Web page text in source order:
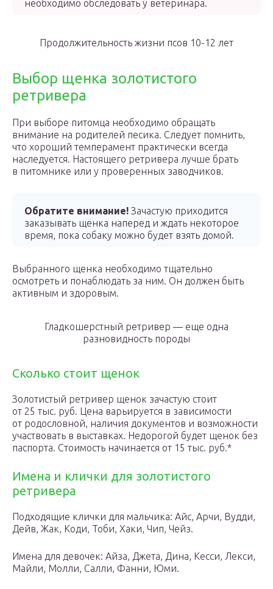
необходимо обследовать у ветеринара.
Продолжительность жизни псов 10-12 лет
Выбор щенка золотистого
ретривера
При выборе питомца необходимо обращать
внимание на родителей песика. Следует помнить,
что хороший темперамент практически всегда
наследуется. Настоящего ретривера лучше брать
в питомнике или у проверенных заводчиков.
Обратите внимание! Зачастую приходится
заказывать щенка наперед и ждать некоторое
время, пока собаку можно будет взять домой.
Выбранного щенка необходимо тщательно
осмотреть и понаблюдать за ним. Он должен быть
активным и здоровым.
Гладкошерстный ретривер — еще одна
разновидность породы
Сколько стоит щенок
Золотистый ретривер щенок зачастую стоит
от 25 тыс. руб. Цена варьируется в зависимости
от родословной, наличия документов и возможности
участвовать в выставках. Недорогой будет щенок без
паспорта. Стоимость начинается от 15 тыс. руб.*
Имена и клички для золотистого
ретривера
Подходящие клички для мальчика: Айс, Арчи, Вудди,
Дейв, Жак, Коди, Тоби, Хаки, Чип, Чейз.
Имена для девочек: Айза, Джета, Дина, Кесси, Лекси,
Майли, Молли, Салли, Фанни, Юми.